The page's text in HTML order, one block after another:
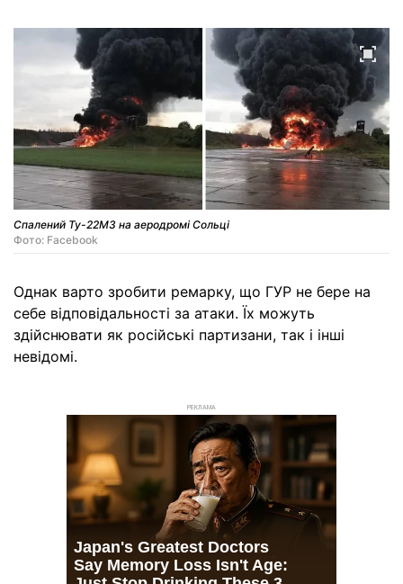
Спалений Ту-22М3 на аеродромі Сольці
Фото: Facebook
Однак варто зробити ремарку, що ГУР не бере на
себе відповідальності за атаки. Їх можуть
здійснювати як російські партизани, так і інші
невідомі.
РЕКЛАМА